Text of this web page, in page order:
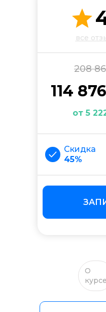
все
208
114
от 5
Скидка
45%
О
курсе